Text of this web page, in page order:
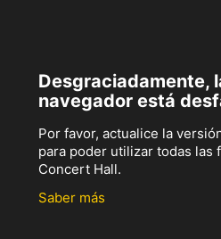
Desgraciadamente,
navegador está
Por favor, actualice la
para poder utilizar todas las
Concert Hall.
Saber más